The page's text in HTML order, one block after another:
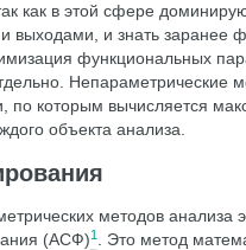
как в этой сфере
выходами, и знать заранее
функциональных
Непараметрические
по которым вычисляется
объекта анализа.
методов анализа
(АСФ)1
. Это метод